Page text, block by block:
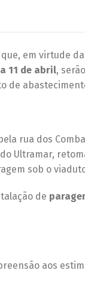
em virtude
11 de abril,
de
rua dos
Ultramar,
sob o
de
aos